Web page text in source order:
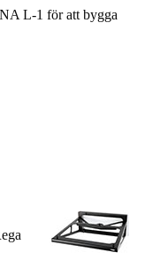
L-1 för att bygga